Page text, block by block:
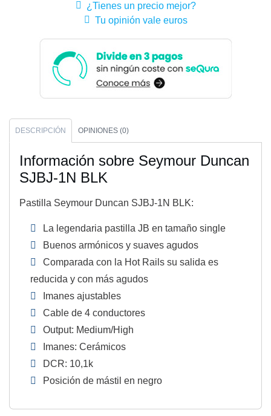
¿Tienes un precio mejor?
Tu opinión vale euros
DESCRIPCIÓN OPINIONES (0)
Información sobre Seymour Duncan
SJBJ-1N BLK
Pastilla Seymour Duncan SJBJ-1N BLK:
La legendaria pastilla JB en tamaño single
Buenos armónicos y suaves agudos
Comparada con la Hot Rails su salida es
reducida y con más agudos
Imanes ajustables
Cable de 4 conductores
Output: Medium/High
Imanes: Cerámicos
DCR: 10,1k
Posición de mástil en negro